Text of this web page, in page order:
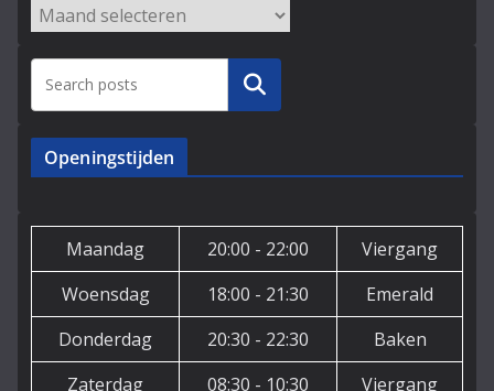
Archieven
Zoeken
Openingstijden
Maandag 20:00 - 22:00
Viergang
Woensdag
18:00 - 21:30
Emerald
Donderdag
20:30 - 22:30
Baken
Zaterdag
08:30 - 10:30 Viergang